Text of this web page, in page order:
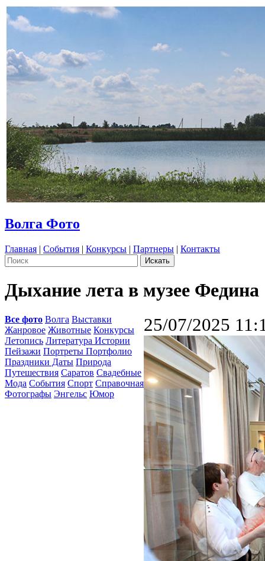
Волга Фото
Главная | События | Конкурсы | Партнеры | Контакты
Дыхание лета в музее Федина
Все фото Волга Выставки
Жанровое Животные Конкурсы
Летопись Литература Истории
Пейзажи Портреты Портфолио
Праздники Даты Природа
Путешествия Саратов Свадебные
Мода События Спорт Справочная
Фотографы Энгельс Юмор
25/07/2025